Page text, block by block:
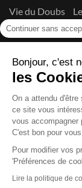
Continuer sans
Bonjour, c'est
les
On a attendu d'être
ce site vous
vous accompagner
C'est bon pour
Pour modifier vos
'Préférences de
Lire la politique de
Vie du Doubs
Contactez-nous !
Suivez-nous
Copyright © 2026
2725-8165 -
Données